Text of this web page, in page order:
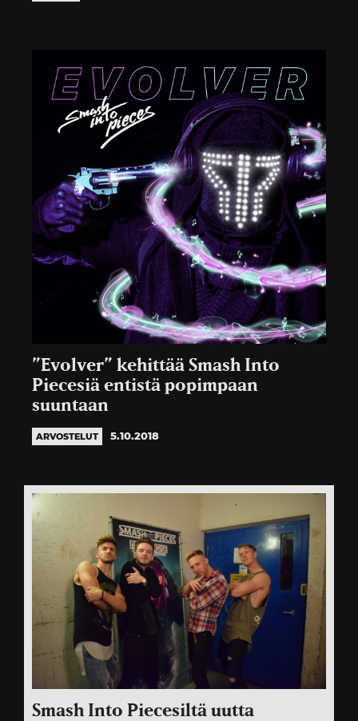
”Evolver” kehittää Smash Into
Piecesiä entistä popimpaan
suuntaan
ARVOSTELUT 5.10.2018
Smash Into Piecesiltä uutta